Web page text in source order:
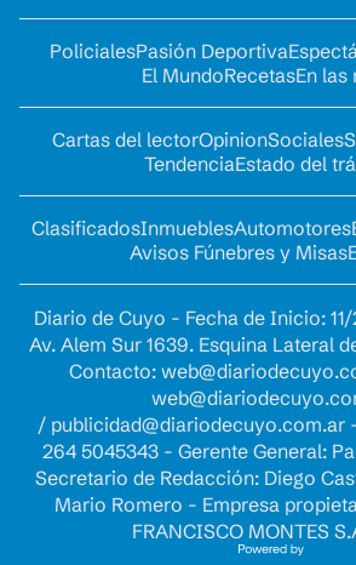
PolicialesPasión Deportiva
El MundoRecetasEn las
Cartas del lectorOpinionSociales
TendenciaEstado del
ClasificadosInmueblesAutomotores
Avisos Fúnebres y Misas
Diario de Cuyo - Fecha de Inicio:
Av. Alem Sur 1639. Esquina Lateral
Contacto:
/ publicidad@diariodecuyo.com.ar
264 5045343 - Gerente General:
Secretario de Redacción: Diego
Mario Romero - Empresa
FRANCISCO MONTES